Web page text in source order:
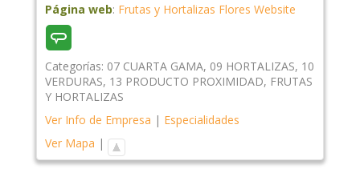
Página web: Frutas y Hortalizas Flores Website
Categorías: 07 CUARTA GAMA, 09 HORTALIZAS, 10
VERDURAS, 13 PRODUCTO PROXIMIDAD, FRUTAS
Y HORTALIZAS
Ver Info de Empresa | Especialidades
Ver Mapa |